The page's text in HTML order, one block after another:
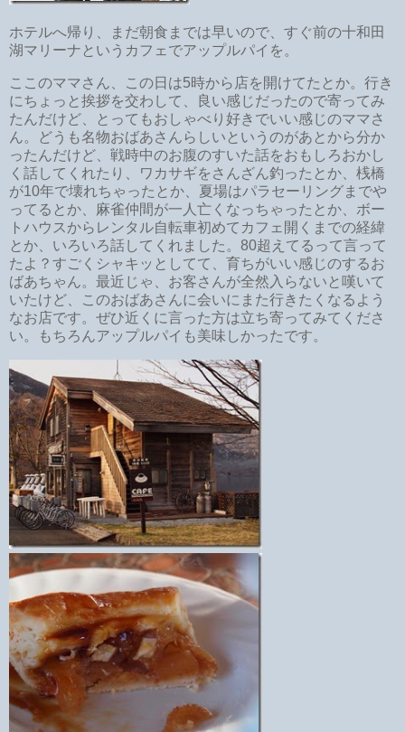
ホテルへ帰り、まだ朝食までは早いので、すぐ前の十和田
湖マリーナというカフェでアップルパイを。
ここのママさん、この日は5時から店を開けてたとか。行き
にちょっと挨拶を交わして、良い感じだったので寄ってみ
たんだけど、とってもおしゃべり好きでいい感じのママさ
ん。どうも名物おばあさんらしいというのがあとから分か
ったんだけど、戦時中のお腹のすいた話をおもしろおかし
く話してくれたり、ワカサギをさんざん釣ったとか、桟橋
が10年で壊れちゃったとか、夏場はパラセーリングまでや
ってるとか、麻雀仲間が一人亡くなっちゃったとか、ボー
トハウスからレンタル自転車初めてカフェ開くまでの経緯
とか、いろいろ話してくれました。80超えてるって言って
たよ？すごくシャキッとしてて、育ちがいい感じのするお
ばあちゃん。最近じゃ、お客さんが全然入らないと嘆いて
いたけど、このおばあさんに会いにまた行きたくなるよう
なお店です。ぜひ近くに言った方は立ち寄ってみてくださ
い。もちろんアップルパイも美味しかったです。